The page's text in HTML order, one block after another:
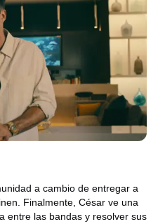
a cambio de entregar a
Finalmente, César ve una
entre las bandas y resolver sus